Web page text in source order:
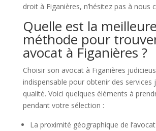
droit à Figanières, n’hésitez pas à nous
Quelle est la meilleure
méthode pour
avocat à Figanières ?
Choisir son avocat à Figanières
indispensable pour obtenir des services
qualité. Voici quelques éléments à
pendant votre sélection :
La proximité géographique de